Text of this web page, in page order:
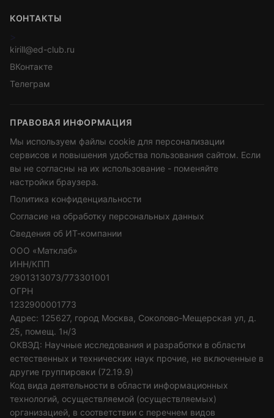
КОНТАКТЫ
>
kirill@ed-club.ru
ВКонтакте
Телеграм
ПРАВОВАЯ ИНФОРМАЦИЯ
Мы используем файлы cookie для персонализации
сервисов и повышения удобства пользования сайтом. Если
вы не согласны на их использование - поменяйте
настройки браузера.
Политика конфиденциальности
Согласие на обработку персональных данных
Сведения об ИТ-компании
ООО «Матклаб»
ИНН/КПП
2901313073/773301001
ОГРН
1232900001773
Адрес: 125627, город Москва, Соколово-Мещерская ул, д.
25, помещ. 1н/3
ОКВЭД: Научные исследования и разработки в области
естественных и технических наук прочие, не включенные в
другие группировки (72.19.9)
Код вида деятельности в области информационных
технологий, осуществляемой (осуществляемых)
организацией, в соответствии с перечнем видов